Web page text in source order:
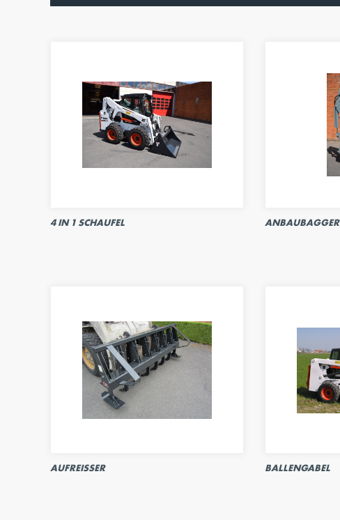
4 IN 1 SCHAUFEL ANBAUBAGGER
AUFREISSER BALLENGABEL